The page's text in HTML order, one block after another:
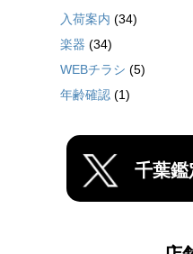
入荷案内 (34)
楽器 (34)
WEBチラシ (5)
年齢確認 (1)
千葉鑑